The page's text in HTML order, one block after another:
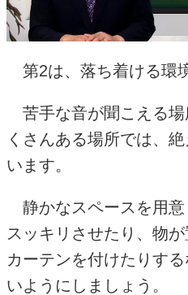
第2は、落ち着ける環
苦手な音が聞こえる場
くさんある場所では、
います。
静かなスペースを用意
スッキリさせたり、物
カーテンを付けたりす
いようにしましょう。